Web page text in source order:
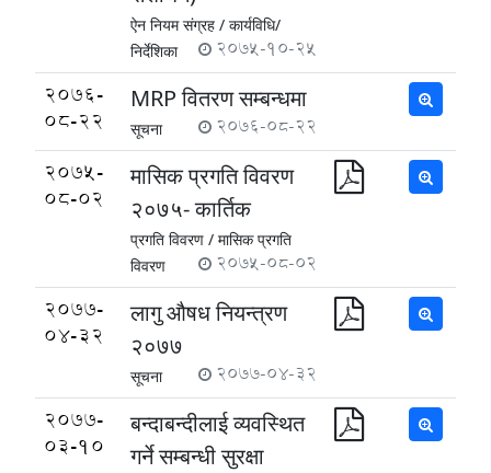
ऐन नियम संग्रह / कार्यविधि/
निर्देशिका
2075-10-25
2076-
08-22
MRP वितरण सम्बन्धमा
सूचना 2076-08-22
2075-
08-02
मासिक प्रगति विवरण
२०७५- कार्तिक
प्रगति विवरण / मासिक प्रगति
विवरण
2075-08-02
2077-
04-32
लागु ‍औषध नियन्त्रण
२०७७
सूचना 2077-04-32
2077-
03-10
बन्दाबन्दीलाई व्यवस्थित
गर्ने सम्बन्धी सुरक्षा